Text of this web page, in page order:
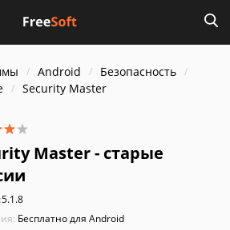
Android
Безопасность
Security Master
Master - старые
5.1.8
Бесплатно для Android